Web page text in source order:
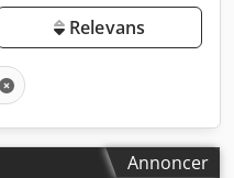
Relevans
Annoncer